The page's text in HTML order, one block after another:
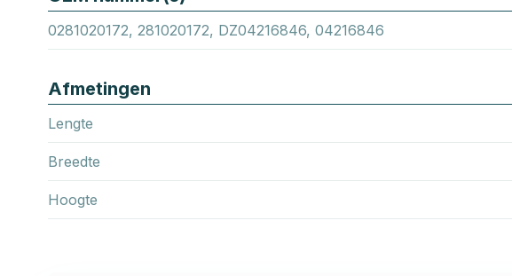
0281020172, 281020172, DZ04216846, 04216846
Afmetingen
Lengte
Breedte
Hoogte